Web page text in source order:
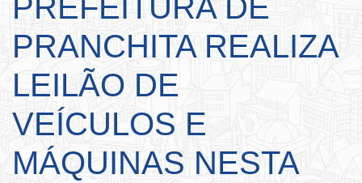
PREFEITURA DE
PRANCHITA REALIZA
LEILÃO DE
VEÍCULOS E
MÁQUINAS NESTA